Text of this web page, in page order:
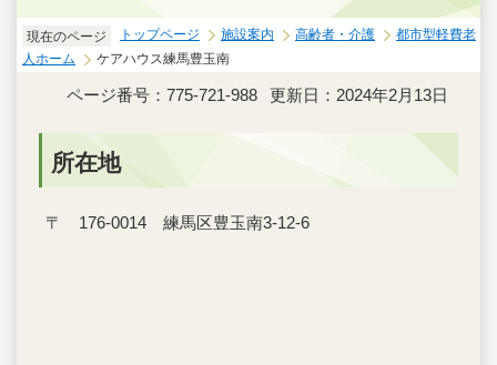
現在のページ トップページ 施設案内 高齢者・介護
都市型軽費老
人ホーム
ケアハウス練馬豊玉南
ページ番号：775-721-988 更新日：2024年2月13日
所在地
〒 176-0014 練馬区豊玉南3-12-6